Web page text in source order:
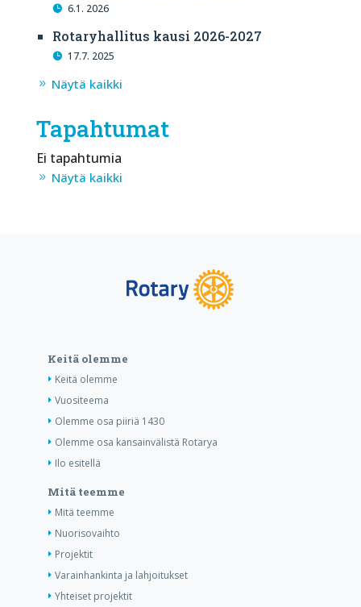
6.1. 2026
Rotaryhallitus kausi 2026-2027
17.7. 2025
Näytä kaikki
Tapahtumat
Ei tapahtumia
Näytä kaikki
Keitä olemme
Keitä olemme
Vuositeema
Olemme osa piiriä 1430
Olemme osa kansainvälistä Rotarya
Ilo esitellä
Mitä teemme
Mitä teemme
Nuorisovaihto
Projektit
Varainhankinta ja lahjoitukset
Yhteiset projektit